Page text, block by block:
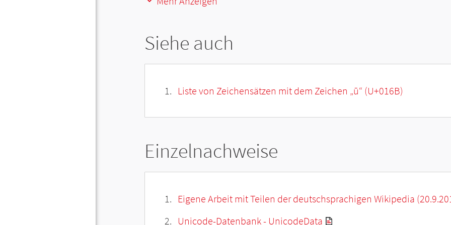
Siehe auch
Liste von Zeichensätzen mit dem Zeichen „ū“ (U+016B)
Einzelnachweise
Eigene Arbeit mit Teilen der deutschsprachigen Wikipedia
Unicode-Datenbank - UnicodeData